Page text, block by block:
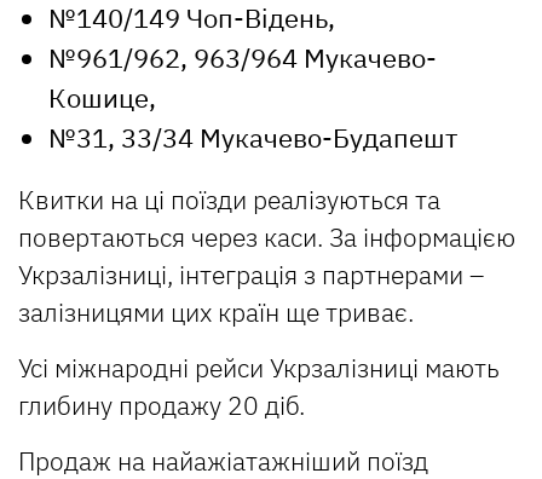
№140/149 Чоп-Відень,
№961/962, 963/964 Мукачево-
Кошице,
№31, 33/34 Мукачево-Будапешт
Квитки на ці поїзди реалізуються та
повертаються через каси. За інформацією
Укрзалізниці, інтеграція з партнерами –
залізницями цих країн ще триває.
Усі міжнародні рейси Укрзалізниці мають
глибину продажу 20 діб.
Продаж на найажіатажніший поїзд